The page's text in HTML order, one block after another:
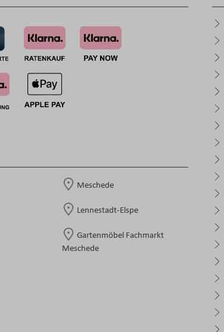
Meschede
Lennestadt-Elspe
Gartenmöbel Fachmarkt
Meschede